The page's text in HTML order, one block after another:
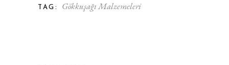
TAG: Gökkuşağı Malzemeleri